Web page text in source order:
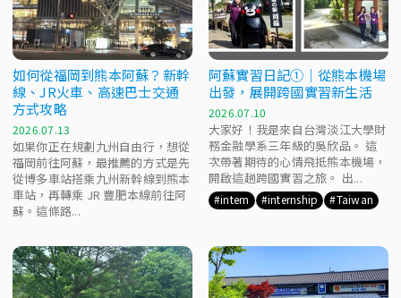
如何從福岡到熊本阿蘇？新幹
線、JR火車、高速巴士交通
方式攻略
2026.07.13
如果你正在規劃九州自由行，想從
福岡前往阿蘇，最推薦的方式是先
從博多車站搭乘九州新幹線到熊本
車站，再轉乘 JR 豐肥本線前往阿
蘇。這條路...
阿蘇實習日記①｜從熊本機場
出發，展開跨國實習新生活
2026.07.10
大家好！我是來自台灣淡江大學財
務金融學系三年級的吳欣品。 這
次帶著期待的心情飛抵熊本機場，
開啟這趟跨國實習之旅。 出...
intern internship Taiwan